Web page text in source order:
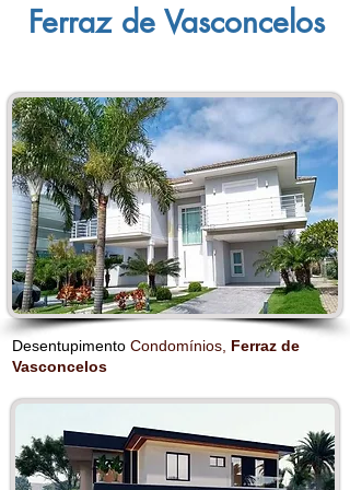
Ferraz de Vasconcelos
Desentupimento Condomínios, Ferraz de
Vasconcelos